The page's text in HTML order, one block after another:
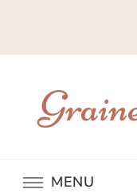
MENU